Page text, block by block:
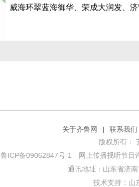
威海环翠蓝海御华、荣成大润发、
关于齐鲁网 |
联系我们
版权所有：
鲁ICP备09062847号-1
网上传播视听节目
通讯地址：山东省济
技术支持： 山